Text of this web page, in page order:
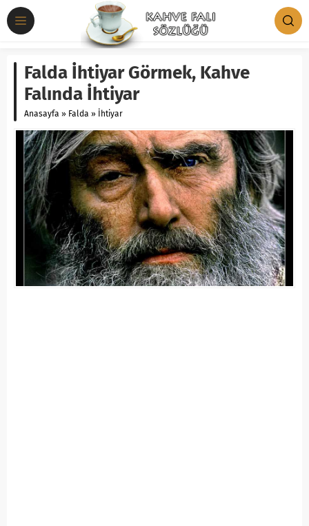
Falda İhtiyar Görmek, Kahve
Falında İhtiyar
Anasayfa » Falda » İhtiyar